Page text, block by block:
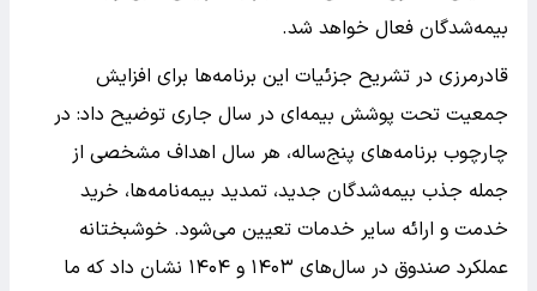
بیمه‌شدگان فعال خواهد شد.
قادرمرزی در تشریح جزئیات این برنامه‌ها برای افزایش
جمعیت تحت پوشش بیمه‌ای در سال جاری توضیح داد: در
چارچوب برنامه‌های پنج‌ساله، هر سال اهداف مشخصی از
جمله جذب بیمه‌شدگان جدید، تمدید بیمه‌نامه‌ها، خرید
خدمت و ارائه سایر خدمات تعیین می‌شود. خوشبختانه
عملکرد صندوق در سال‌های ۱۴۰۳ و ۱۴۰۴ نشان داد که ما